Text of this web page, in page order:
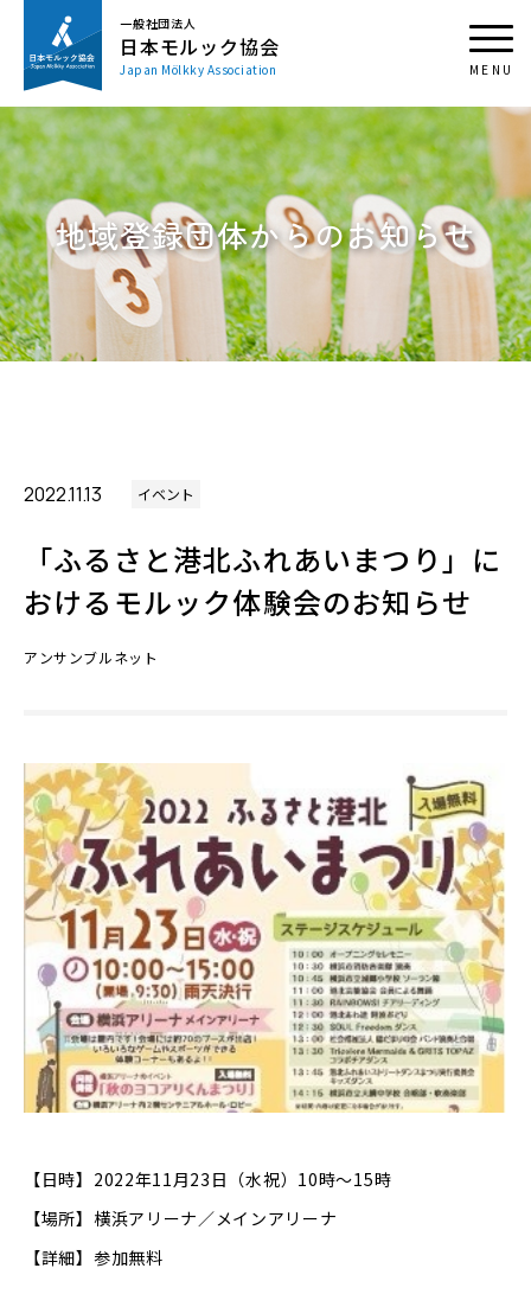
一般社団法人
日本モルック協会
Japan Mölkky Association
地域登録団体からのお知らせ
2022.11.13 イベント
「ふるさと港北ふれあいまつり」に
おけるモルック体験会のお知らせ
アンサンブルネット
【日時】2022年11月23日（水祝）10時〜15時
【場所】横浜アリーナ／メインアリーナ
【詳細】参加無料